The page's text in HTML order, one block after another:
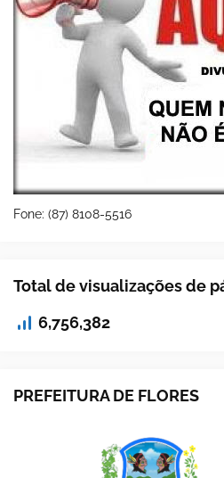
Fone: (87) 8108-5516
Total de visualizações de
6,756,382
PREFEITURA DE FLORES